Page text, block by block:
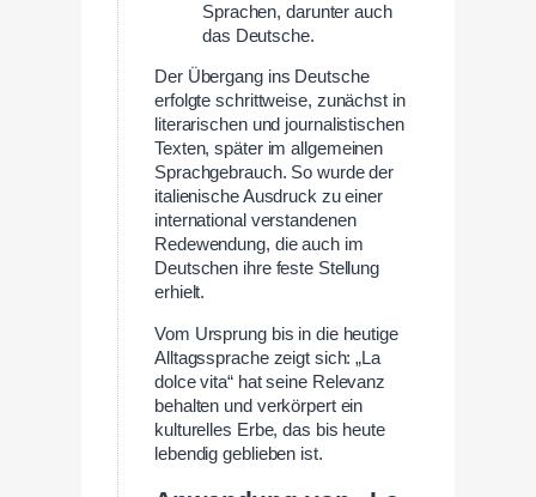
Sprachen, darunter auch
das Deutsche.
Der Übergang ins Deutsche
erfolgte schrittweise, zunächst in
literarischen und journalistischen
Texten, später im allgemeinen
Sprachgebrauch. So wurde der
italienische Ausdruck zu einer
international verstandenen
Redewendung, die auch im
Deutschen ihre feste Stellung
erhielt.
Vom Ursprung bis in die heutige
Alltagssprache zeigt sich: „La
dolce vita“ hat seine Relevanz
behalten und verkörpert ein
kulturelles Erbe, das bis heute
lebendig geblieben ist.